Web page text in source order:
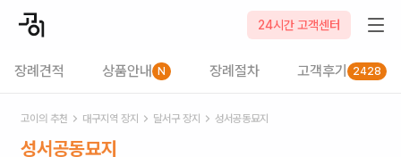
24시간 고객센터
장례견적 상품안내 N 장례절차 고객후기 2428
고이의 추천 대구지역 장지 달서구 장지 성서공동묘지
성서공동묘지